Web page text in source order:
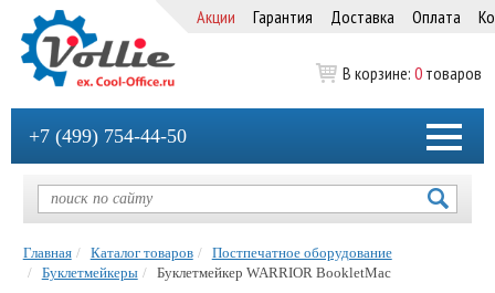
Акции Гарантия Доставка Оплата
В корзине: 0 товаров
+7 (499) 754-44-50
Главная Каталог товаров
Постпечатное оборудование
Буклетмейкеры
Буклетмейкер WARRIOR BookletMac